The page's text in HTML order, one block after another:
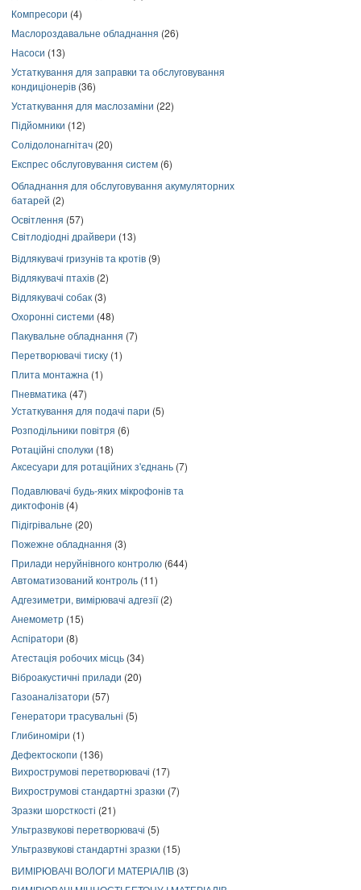
Компресори (4)
Маслороздавальне обладнання (26)
Насоси (13)
Устаткування для заправки та обслуговування
кондиціонерів (36)
Устаткування для маслозаміни (22)
Підйомники (12)
Солідолонагнітач (20)
Експрес обслуговування систем (6)
Обладнання для обслуговування акумуляторних
батарей (2)
Освітлення (57)
Світлодіодні драйвери (13)
Відлякувачі гризунів та кротів (9)
Відлякувачі птахів (2)
Відлякувачі собак (3)
Охоронні системи (48)
Пакувальне обладнання (7)
Перетворювачі тиску (1)
Плита монтажна (1)
Пневматика (47)
Устаткування для подачі пари (5)
Розподільники повітря (6)
Ротаційні сполуки (18)
Аксесуари для ротаційних з'єднань (7)
Подавлювачі будь-яких мікрофонів та
диктофонів (4)
Підігрівальне (20)
Пожежне обладнання (3)
Прилади неруйнівного контролю (644)
Автоматизований контроль (11)
Адгезиметри, вимірювачі адгезії(2)
Анемометр (15)
Аспіратори (8)
Атестація робочих місць (34)
Віброакустичні прилади (20)
Газоаналізатори (57)
Генератори трасувальні (5)
Глибиноміри (1)
Дефектоскопи (136)
Вихрострумові перетворювачі (17)
Вихрострумові стандартні зразки (7)
Зразки шорсткості (21)
Ультразвукові перетворювачі (5)
Ультразвукові стандартні зразки (15)
ВИМІРЮВАЧІ ВОЛОГИ МАТЕРІАЛІВ (3)